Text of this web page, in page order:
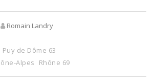
Romain Landry
Puy de Dôme 63
Alpes
Rhône 69